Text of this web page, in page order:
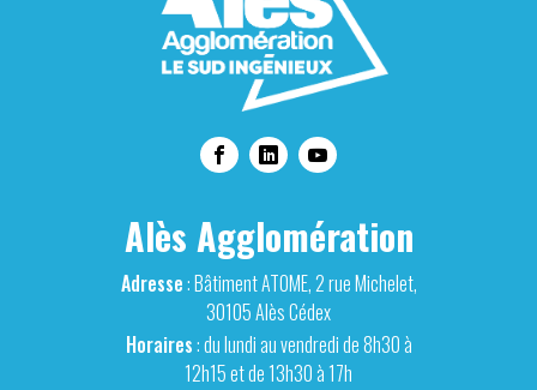
Alès Agglomération
Adresse: Bâtiment ATOME, 2 rue Michelet,
30105 Alès Cédex
Horaires: du lundi au vendredi de 8h30 à
12h15 et de 13h30 à 17h